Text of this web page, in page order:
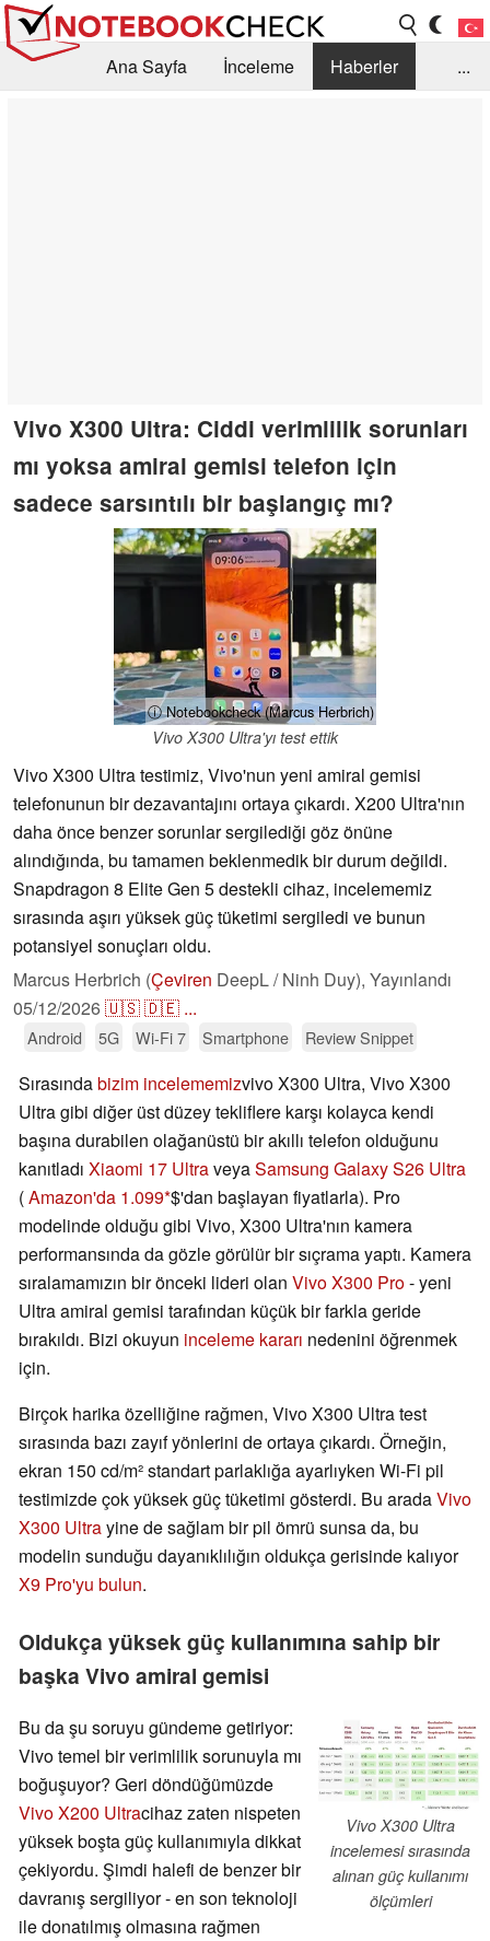
Ana Sayfa İnceleme
Haberler
...
Vivo X300 Ultra: Ciddi verimlilik sorunları
mı yoksa amiral gemisi telefon için
sadece sarsıntılı bir başlangıç mı?
ⓘ Notebookcheck (Marcus Herbrich)
Vivo X300 Ultra'yı test ettik
Vivo X300 Ultra testimiz, Vivo'nun yeni amiral gemisi
telefonunun bir dezavantajını ortaya çıkardı. X200 Ultra'nın
daha önce benzer sorunlar sergilediği göz önüne
alındığında, bu tamamen beklenmedik bir durum değildi.
Snapdragon 8 Elite Gen 5 destekli cihaz, incelememiz
sırasında aşırı yüksek güç tüketimi sergiledi ve bunun
potansiyel sonuçları oldu.
Marcus Herbrich (Çeviren DeepL / Ninh Duy), Yayınlandı
05/12/2026🇺🇸🇩🇪 ...
Android 5G Wi-Fi 7 Smartphone Review Snippet
Sırasındabizim incelememizvivo X300 Ultra, Vivo X300
Ultra gibi diğer üst düzey tekliflere karşı kolayca kendi
başına durabilen olağanüstü bir akıllı telefon olduğunu
kanıtladı Xiaomi 17 UltraveyaSamsung Galaxy S26 Ultra
(Amazon'da 1.099 $'dan başlayan fiyatlarla). Pro
modelinde olduğu gibi Vivo, X300 Ultra'nın kamera
performansında da gözle görülür bir sıçrama yaptı. Kamera
sıralamamızın bir önceki lideri olan Vivo X300 Pro- yeni
Ultra amiral gemisi tarafından küçük bir farkla geride
bırakıldı. Bizi okuyun inceleme kararı nedenini öğrenmek
için.
Birçok harika özelliğine rağmen, Vivo X300 Ultra test
sırasında bazı zayıf yönlerini de ortaya çıkardı. Örneğin,
ekran 150 cd/m² standart parlaklığa ayarlıyken Wi-Fi pil
testimizde çok yüksek güç tüketimi gösterdi. Bu aradaVivo
X300 Ultrayine de sağlam bir pil ömrü sunsa da, bu
modelin sunduğu dayanıklılığın oldukça gerisinde kalıyor
X9 Pro'yu bulun.
Oldukça yüksek güç kullanımına sahip bir
başka Vivo amiral gemisi
Vivo X300 Ultra
incelemesi sırasında
alınan güç kullanımı
ölçümleri
Bu da şu soruyu gündeme getiriyor:
Vivo temel bir verimlilik sorunuyla mı
boğuşuyor? Geri döndüğümüzde
Vivo X200 Ultracihaz zaten nispeten
yüksek boşta güç kullanımıyla dikkat
çekiyordu. Şimdi halefi de benzer bir
davranış sergiliyor - en son teknoloji
ile donatılmış olmasına rağmen